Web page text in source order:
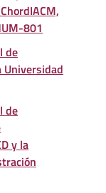
801
de
Universidad
de
y la